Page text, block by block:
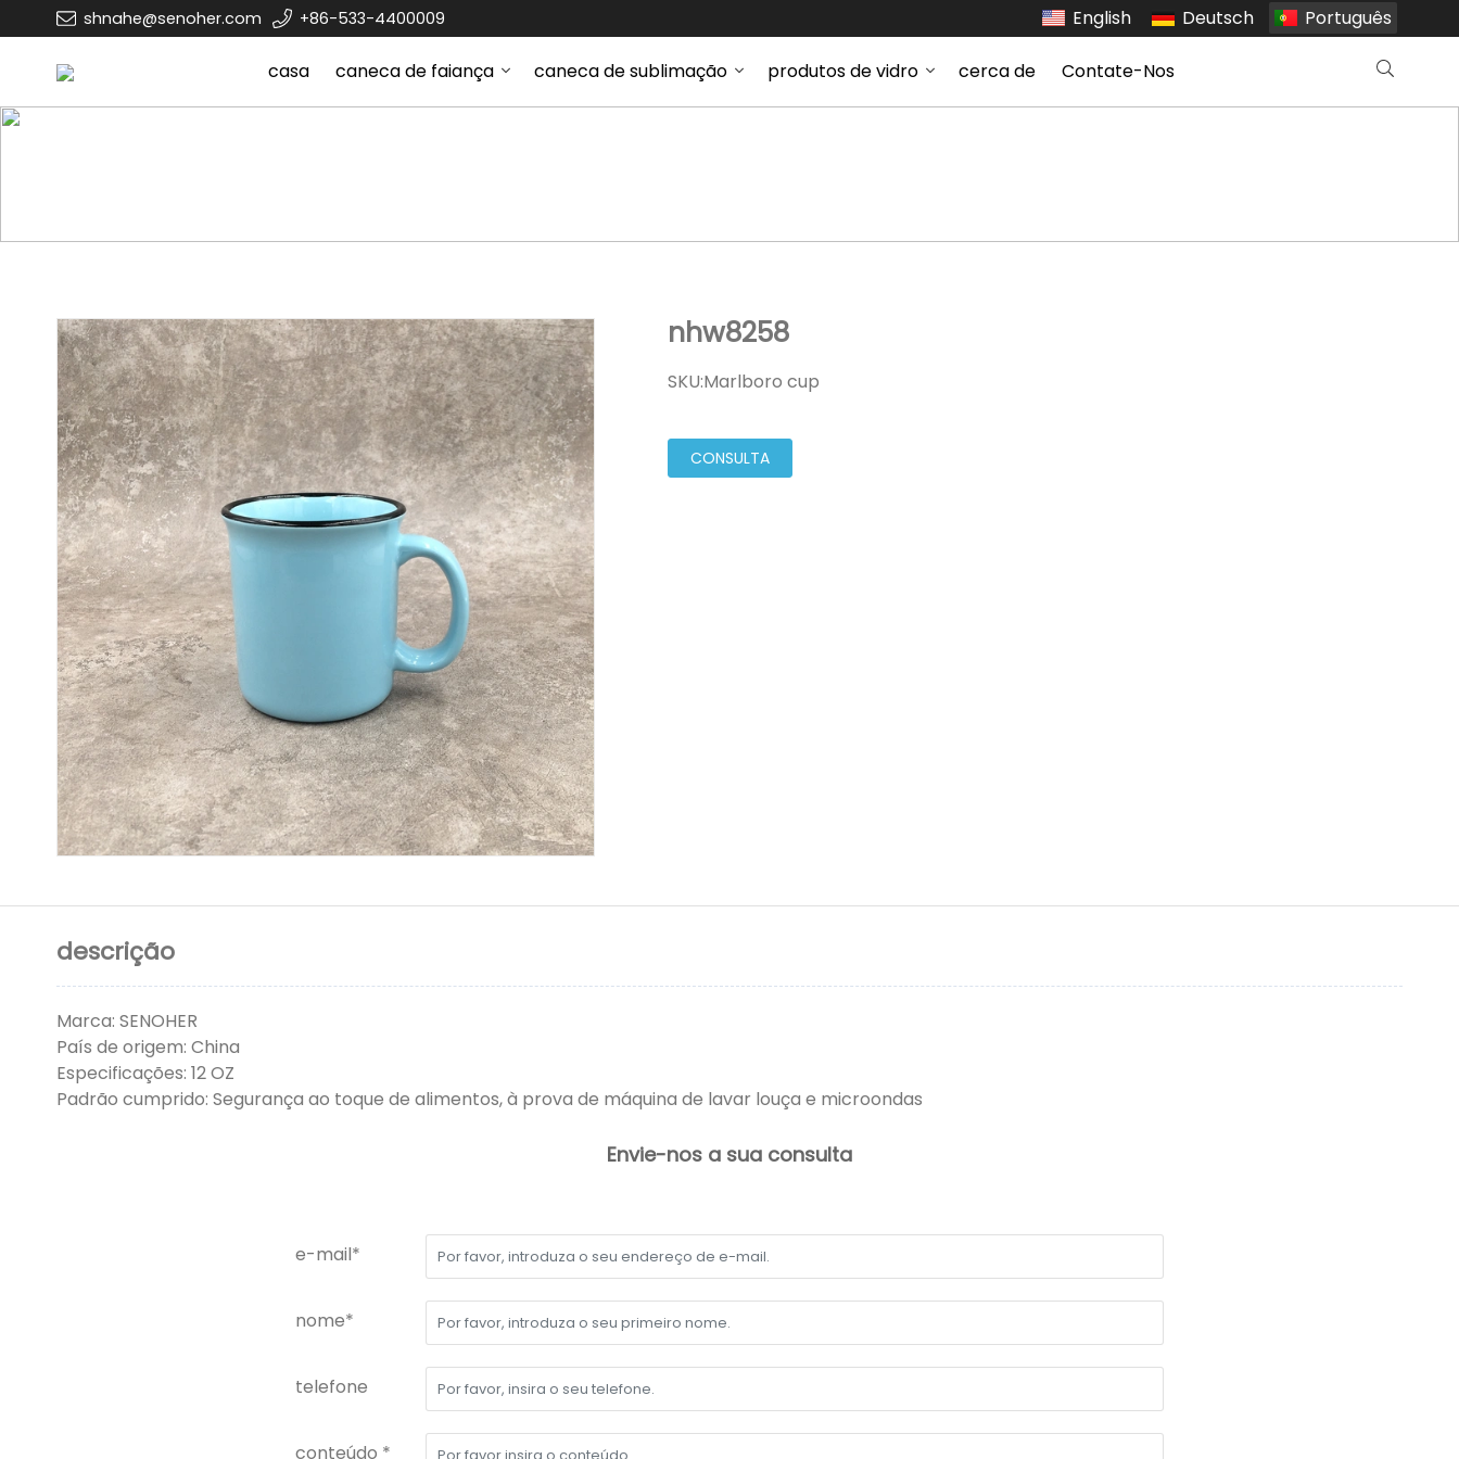
shnahe@senoher.com +86-533-4400009 English Deutsch Português
casa caneca de faiança caneca de sublimação produtos de vidro cerca de Contate-Nos
nhw8258
SKU:Marlboro cup
CONSULTA
descrição
Marca: SENOHER
País de origem: China
Especificações: 12 OZ
Padrão cumprido: Segurança ao toque de alimentos, à prova de máquina de lavar louça e microondas
Envie-nos a sua consulta
e-mail*
nome*
telefone
conteúdo *